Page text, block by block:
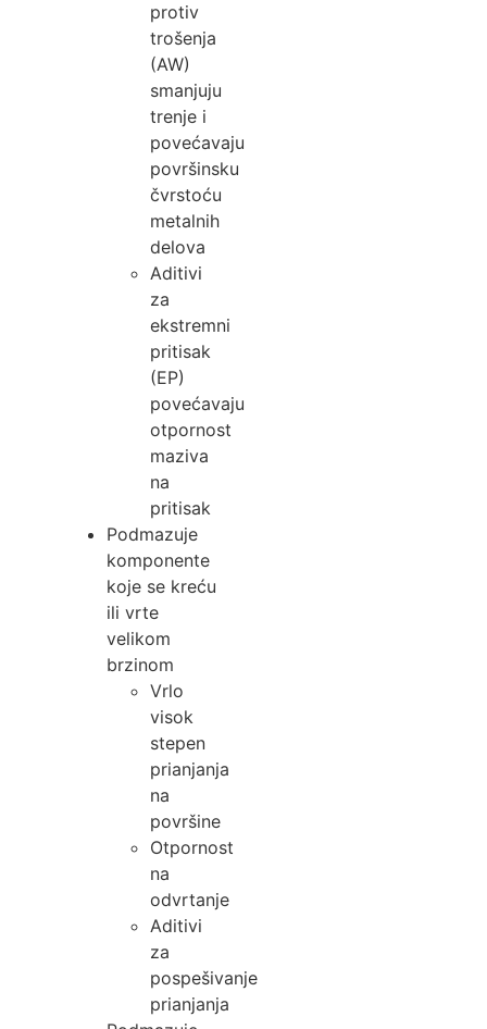
protiv
trošenja
(AW)
smanjuju
trenje i
povećavaju
površinsku
čvrstoću
metalnih
delova
Aditivi
za
ekstremni
pritisak
(EP)
povećavaju
otpornost
maziva
na
pritisak
Podmazuje
komponente
koje se kreću
ili vrte
velikom
brzinom
Vrlo
visok
stepen
prianjanja
na
površine
Otpornost
na
odvrtanje
Aditivi
za
pospešivanje
prianjanja